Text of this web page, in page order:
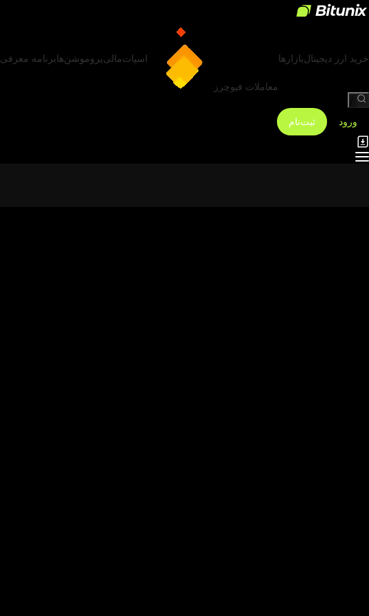
خرید ارز دیجیتالبازارها
معاملات فیوچرز
اسپاتمالیپروموشن‌هابرنامه معرفی
ورود
ثبت‌نام